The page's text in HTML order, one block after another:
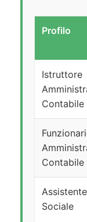
Profilo
Istruttore
Contabile
Contabile
Assistente
Sociale